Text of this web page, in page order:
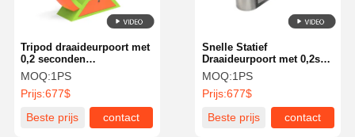
Tripod draaideurpoort met
0,2 seconden
poortopeningstijd en
meerdere
authenticatiemethoden
toegangscontrole
MOQ:1PS
Prijs:677$
Beste prijs
contact
Snelle Statief
Draaideurpoort met 0,2s
Poortopeningstijd,
Meerdere
Authenticatiemethoden en
Volledige CNC
Lasersnijding voor Veilige
Toegangscontrole
MOQ:1PS
Prijs:677$
Beste prijs
contact